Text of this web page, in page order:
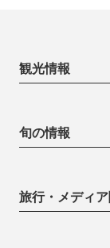
観光情報
旬の情報
旅行・メディ